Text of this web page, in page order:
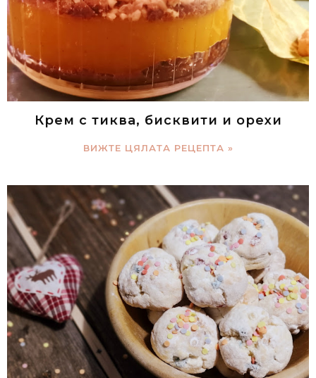
Крем с тиква, бисквити и орехи
ВИЖТЕ ЦЯЛАТА РЕЦЕПТА »